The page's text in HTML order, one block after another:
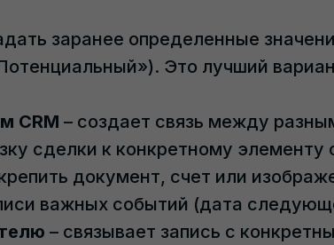
заранее определенные
Это лучший
CRM – создает связь между
сделки к конкретному элементу
документ, счет или
важных событий (дата
– связывает запись с